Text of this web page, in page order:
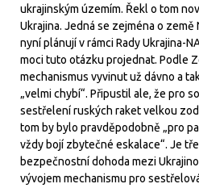
ukrajinským územím. Řekl o tom
Ukrajina. Jedná se zejména o země
nyní plánují v rámci Rady Ukrajina-
moci tuto otázku projednat. Podle
mechanismus vyvinut už dávno a
„velmi chybí“. Připustil ale, že pro
sestřelení ruských raket velkou
tom by bylo pravděpodobně „pro
vždy bojí zbytečné eskalace“. Je
bezpečnostní dohoda mezi
vývojem mechanismu pro